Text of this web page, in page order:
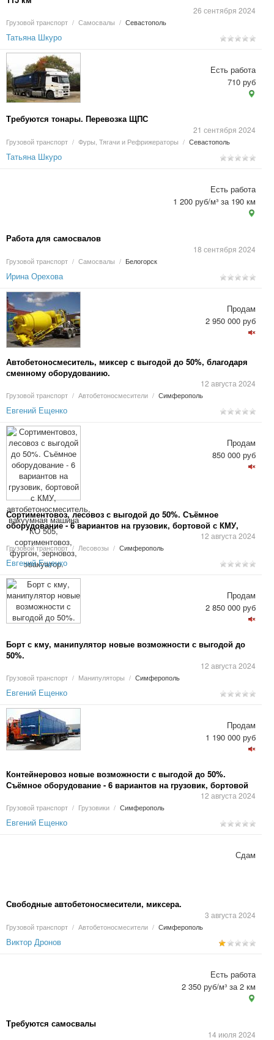
26 сентября 2024
Грузовой транспорт / Самосвалы / Севастополь
Татьяна Шкуро
Требуются тонары. Перевозка ЩПС
21 сентября 2024
Грузовой транспорт / Фуры, Тягачи и Рефрижераторы / Севастополь
Есть работа
710 руб
Татьяна Шкуро
Работа для самосвалов
18 сентября 2024
Грузовой транспорт / Самосвалы / Белогорск
Есть работа
1 200 руб/м³ за 190 км
Ирина Орехова
Автобетоносмеситель, миксер с выгодой до 50%, благодаря
сменному оборудованию.
12 августа 2024
Грузовой транспорт / Автобетоносмесители / Симферополь
Продам
2 950 000 руб
Евгений Ещенко
Сортиментовоз, лесовоз с выгодой до 50%. Съёмное
оборудование - 6 вариантов на грузовик, бортовой с КМУ,
автобетоносмеситель, вакуумная машина КО 505,
сортиментовоз, фургон, зерновоз, эвакуатор.
12 августа 2024
Грузовой транспорт / Лесовозы / Симферополь
Продам
850 000 руб
Евгений Ещенко
Борт с кму, манипулятор новые возможности с выгодой до
50%.
12 августа 2024
Грузовой транспорт / Манипуляторы / Симферополь
Продам
2 850 000 руб
Евгений Ещенко
Контейнеровоз новые возможности с выгодой до 50%.
Съёмное оборудование - 6 вариантов на грузовик, бортовой
с КМУ, автобетоносмеситель, вакуумная машина КО 505,
изотермический фургон, зерновоз, эвакуатор.
12 августа 2024
Грузовой транспорт / Грузовики / Симферополь
Продам
1 190 000 руб
Евгений Ещенко
Свободные автобетоносмесители, миксера.
3 августа 2024
Грузовой транспорт / Автобетоносмесители / Симферополь
Сдам
Виктор Дронов
Требуются самосвалы
14 июля 2024
Есть работа
2 350 руб/м³ за 2 км